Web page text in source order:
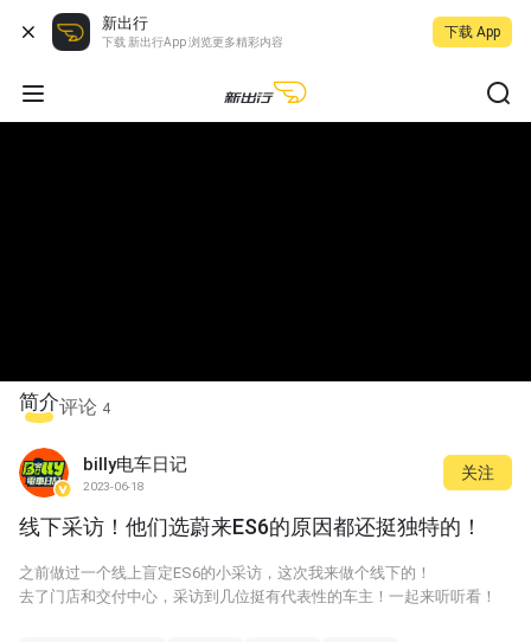
新出行
下载 新出行App 浏览更多精彩内容
下载 App
简介评论 4
billy电车日记
2023-06-18
关注
线下采访！他们选蔚来ES6的原因都还挺独特的！
之前做过一个线上盲定ES6的小采访，这次我来做个线下的！
去了门店和交付中心，采访到几位挺有代表性的车主！一起来听听看！